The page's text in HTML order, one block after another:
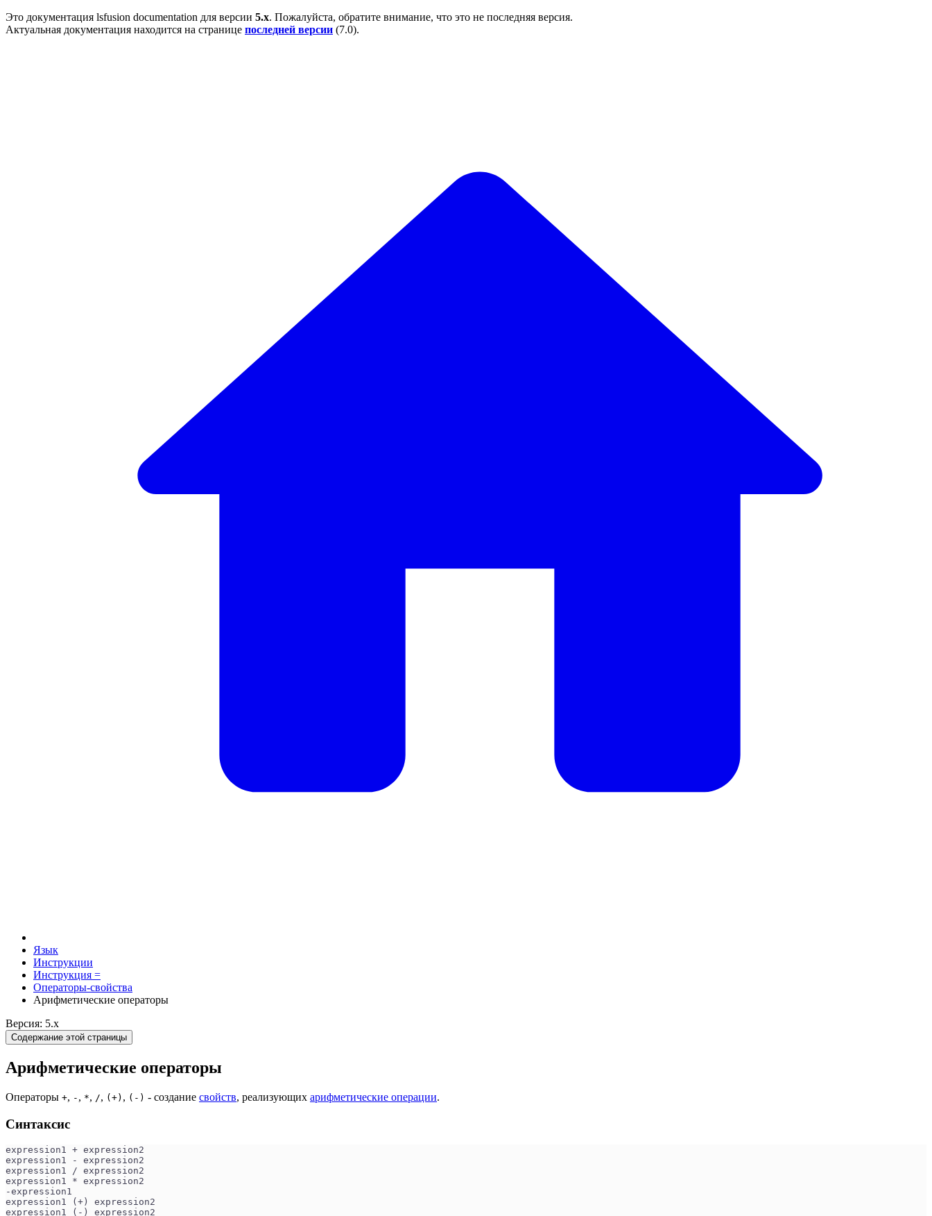
Это документация lsfusion documentation для версии 5.x. Пожалуйста, обратите внимание, что это не последняя версия.
Актуальная документация находится на странице последней версии (7.0).
Язык
Инструкции
Инструкция =
Операторы-свойства
Арифметические операторы
Версия: 5.x
Содержание этой страницы
Арифметические операторы
Операторы +, - , *, /, (+) , (-) - создание свойств, реализующих арифметические операции.
Синтаксис
expression1 + expression2
expression1 - expression2
expression1 / expression2
expression1 * expression2
-expression1
expression1 (+) expression2
expression1 (-) expression2